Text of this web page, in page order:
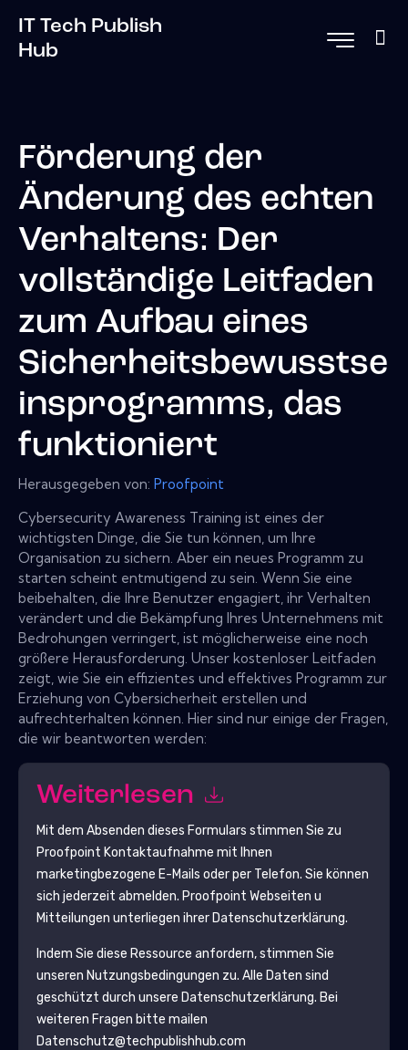
IT Tech Publish
Hub
Förderung der
Änderung des echten
Verhaltens: Der
vollständige Leitfaden
zum Aufbau eines
Sicherheitsbewusstse
insprogramms, das
funktioniert
Herausgegeben von: Proofpoint
Cybersecurity Awareness Training ist eines der
wichtigsten Dinge, die Sie tun können, um Ihre
Organisation zu sichern. Aber ein neues Programm zu
starten scheint entmutigend zu sein. Wenn Sie eine
beibehalten, die Ihre Benutzer engagiert, ihr Verhalten
verändert und die Bekämpfung Ihres Unternehmens mit
Bedrohungen verringert, ist möglicherweise eine noch
größere Herausforderung. Unser kostenloser Leitfaden
zeigt, wie Sie ein effizientes und effektives Programm zur
Erziehung von Cybersicherheit erstellen und
aufrechterhalten können. Hier sind nur einige der Fragen,
die wir beantworten werden:
Weiterlesen
Mit dem Absenden dieses Formulars stimmen Sie zu
Proofpoint Kontaktaufnahme mit Ihnen
marketingbezogene E-Mails oder per Telefon. Sie können
sich jederzeit abmelden. Proofpoint Webseiten u
Mitteilungen unterliegen ihrer Datenschutzerklärung.
Indem Sie diese Ressource anfordern, stimmen Sie
unseren Nutzungsbedingungen zu. Alle Daten sind
geschützt durch unsere Datenschutzerklärung. Bei
weiteren Fragen bitte mailen
Datenschutz@techpublishhub.com